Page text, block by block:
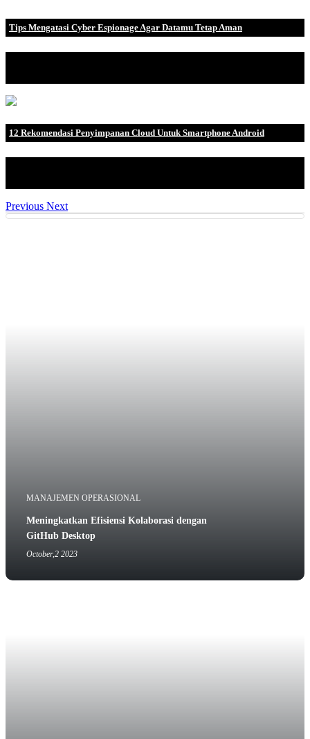
Tips Mengatasi Cyber Espionage Agar Datamu Tetap Aman
12 Rekomendasi Penyimpanan Cloud Untuk Smartphone Android
Previous Next
MANAJEMEN OPERASIONAL
Meningkatkan Efisiensi Kolaborasi dengan
GitHub Desktop
October,2 2023